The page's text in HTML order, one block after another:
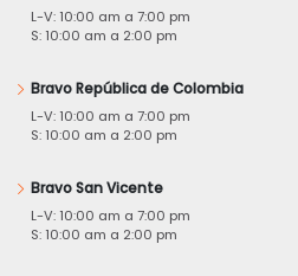
L-V: 10:00 am a 7:00 pm
S: 10:00 am a 2:00 pm
Bravo República de Colombia
L-V: 10:00 am a 7:00 pm
S: 10:00 am a 2:00 pm
Bravo San Vicente
L-V: 10:00 am a 7:00 pm
S: 10:00 am a 2:00 pm